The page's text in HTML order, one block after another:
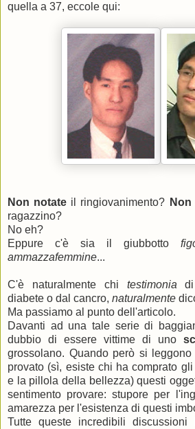
quella a 37, eccole qui:
Non notate il ringiovanimento?
ragazzino?
No eh?
Eppure c'è sia il giubbotto
ammazzafemmine...
C'è naturalmente chi testimonia
diabete o dal cancro, naturalmente
Ma passiamo al punto dell'articolo.
Davanti ad una tale serie di
dubbio di essere vittime di uno
grossolano. Quando però si
provato (sì, esiste chi ha comprato
e la pillola della bellezza) questi
sentimento provare: stupore per
amarezza per l'esistenza di questi
Tutte queste incredibili